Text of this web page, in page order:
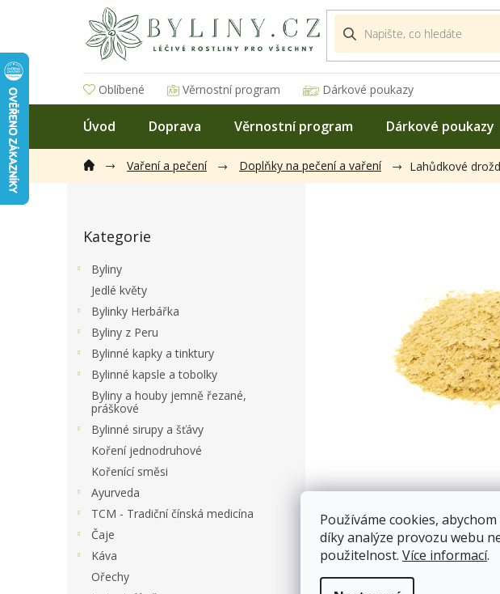
Používáme cookies,
díky analýze provozu webu
použitelnost. Více informací.
Oblíbené Věrnostní program Dárkové poukazy
Úvod Doprava Věrnostní program Dárkové poukazy
Vaření a pečení Doplňky na pečení a vaření Lahůdkové
kategorie
Kategorie
Byliny
Jedlé květy
Bylinky Herbářka
Byliny z Peru
Bylinné kapky a tinktury
Bylinné kapsle a tobolky
Byliny a houby jemně řezané,
práškové
Bylinné sirupy a šťávy
Koření jednodruhové
Kořenící směsi
Ayurveda
TCM - Tradiční čínská medicína
Čaje
Káva
Ořechy